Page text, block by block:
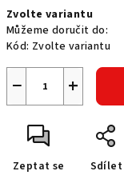
cena:
Zvolte variantu
Můžeme doručit do:
Kód: Zvolte variantu
+
−
Zeptat se Sdílet